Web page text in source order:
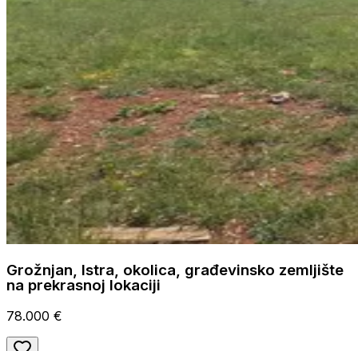
Grožnjan, Istra, okolica, građevinsko zemljište
na prekrasnoj lokaciji
78.000 €